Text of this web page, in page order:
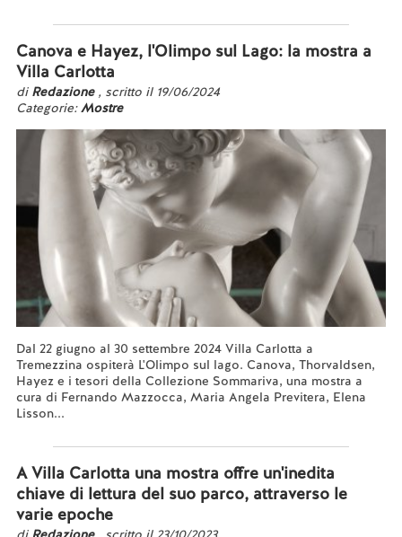
Canova e Hayez, l'Olimpo sul Lago: la mostra a
Villa Carlotta
di Redazione , scritto il 19/06/2024
Categorie:Mostre
Dal 22 giugno al 30 settembre 2024 Villa Carlotta a
Tremezzina ospiterà L'Olimpo sul lago. Canova, Thorvaldsen,
Hayez e i tesori della Collezione Sommariva, una mostra a
cura di Fernando Mazzocca, Maria Angela Previtera, Elena
Lisson...
A Villa Carlotta una mostra offre un'inedita
chiave di lettura del suo parco, attraverso le
varie epoche